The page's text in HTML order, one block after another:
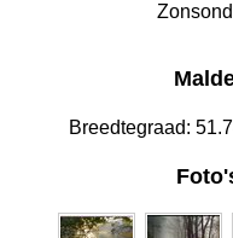
Breedtegraad: